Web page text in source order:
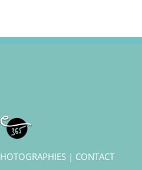
PHOTOGRAPHIES